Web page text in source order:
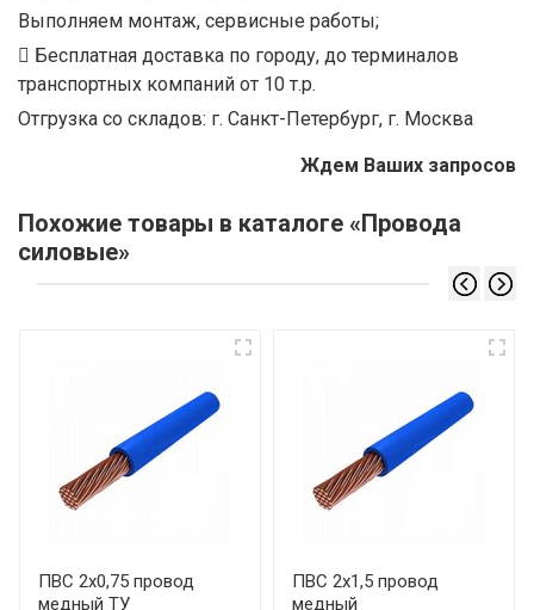
Выполняем монтаж, сервисные работы;
Бесплатная доставка по городу, до терминалов
транспортных компаний от 10 т.р.
Отгрузка со складов: г. Санкт-Петербург, г. Москва
Ждем Ваших запросов
Похожие товары в каталоге «Провода
силовые»
ПВС 2х0,75 провод
медный ТУ
ПВС 2х1,5 провод
медный